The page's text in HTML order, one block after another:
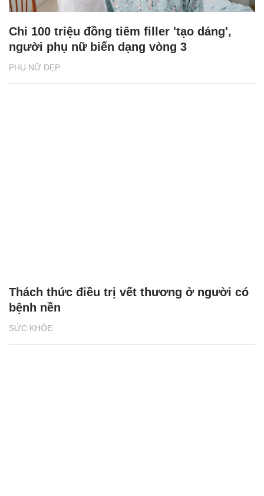
PHỤ NỮ ĐẸP
Chi 100 triệu đồng tiêm filler 'tạo dáng',
người phụ nữ biến dạng vòng 3
SỨC KHỎE
Thách thức điều trị vết thương ở người có
bệnh nền